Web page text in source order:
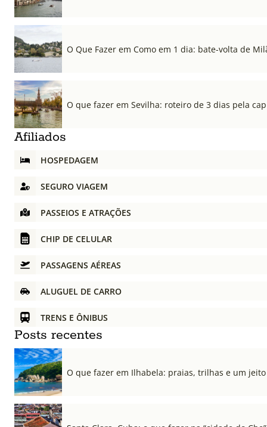
O Que Fazer em Como em 1 dia: bate-volta de
O que fazer em Sevilha: roteiro de 3 dias pela
Afiliados
HOSPEDAGEM
SEGURO VIAGEM
PASSEIOS E ATRAÇÕES
CHIP DE CELULAR
PASSAGENS AÉREAS
ALUGUEL DE CARRO
TRENS E ÔNIBUS
Posts recentes
O que fazer em Ilhabela: praias, trilhas e um